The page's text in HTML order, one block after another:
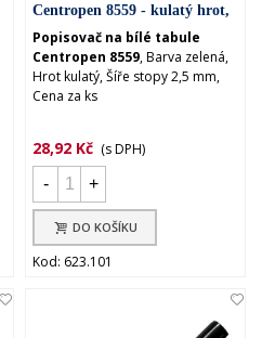
Centropen 8559 - kulatý hrot,
zelený
Popisovač na bílé tabule
Centropen 8559, Barva zelená,
Hrot kulatý, Šíře stopy 2,5 mm,
Cena za ks
28,92 Kč (s DPH)
-
+
DO KOŠÍKU
Kod: 623.101